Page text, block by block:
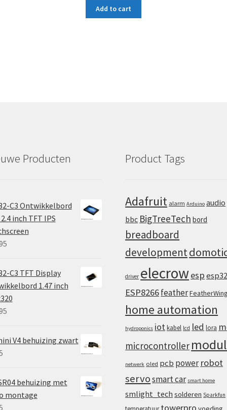
Add to cart
Producten
C3 Ontwikkelbord
inch TFT IPS
C3 TFT Display
1.47 inch
V4 behuizing zwart
behuizing met
montage
Product Tags
Adafruit alarm Arduino audio
bbc BigTreeTech bord
breadboard
development
driver elecrowespesp32
ESP8266featherFeatherWing
home automation
hydroponics iotkabel lcd led lora
microcontroller
netwerk oled pcb power robot
servosmart car smart home
smlight_tech solderen Sparkfun
temperatuur towerpro